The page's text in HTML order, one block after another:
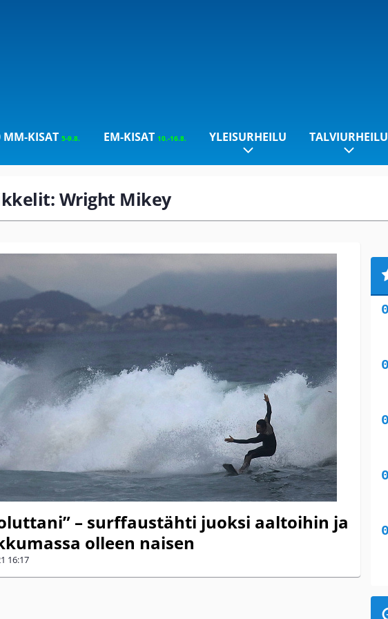
MM-KISAT5-9.8. EM-KISAT 10.-16.8. YLEISURHEILU TALVIURHEILU
Wright Mikey
– surffaustähti juoksi aaltoihin ja
olleen naisen
16:17